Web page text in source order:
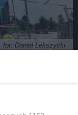
fot: Daniel Lekszycki